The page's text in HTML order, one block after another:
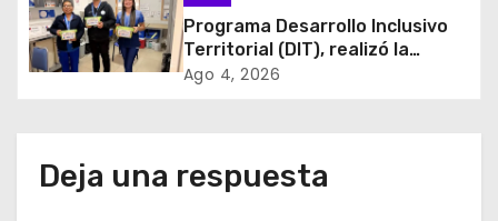
e
e
t
Programa Desarrollo Inclusivo
Territorial (DIT), realizó la
entrega de Cajas de Regulación
Ago 4, 2026
Deja una respuesta